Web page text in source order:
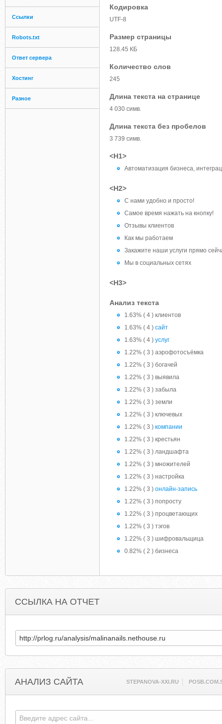
Ссылки
Robots.txt
Ответ сервера
Хостинг
Разное
Кодировка
UTF-8
Размер страницы
128.45 КБ
Количество слов
245
Длина текста на странице
4 030 симв.
Длина текста без пробелов
3 739 симв.
<H1>
Автоматизация бизнеса,
<H2>
С нами удобно и просто!
Самое время нажать на кнопку!
Отзывы клиентов
Как мы работаем
Закажите наши услуги прямо
Мы в социальных сетях
<H3>
Анализ текста
1.63% ( 4 ) клиентов
1.63% ( 4 ) сайт
1.63% ( 4 ) услуг
1.22% ( 3 ) аэрофотосъёмка
1.22% ( 3 ) богачей
1.22% ( 3 ) выявила
1.22% ( 3 ) забыла
1.22% ( 3 ) земли
1.22% ( 3 ) ключевых
1.22% ( 3 ) компании
1.22% ( 3 ) крестьян
1.22% ( 3 ) ландшафта
1.22% ( 3 ) множителей
1.22% ( 3 ) настройка
1.22% ( 3 ) онлайн-запись
1.22% ( 3 ) попросту
1.22% ( 3 ) процветающих
1.22% ( 3 ) тэгов
1.22% ( 3 ) шифровальщица
0.82% ( 2 ) бизнеса
ССЫЛКА НА ОТЧЕТ
АНАЛИЗ САЙТА STEPANOVA-XXI.RU